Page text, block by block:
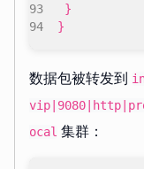
}
}
数据包被转发到
ocal 集群：